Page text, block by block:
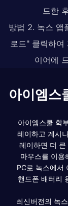
드한
방법 2. 녹스 앱
로드" 클릭하
이어에
아이엠스
아이엠스쿨 학
레이하고 계시
레이하면 더
마우스를 이용
PC로 녹스에서
핸드폰 배터리
최신버전의 녹